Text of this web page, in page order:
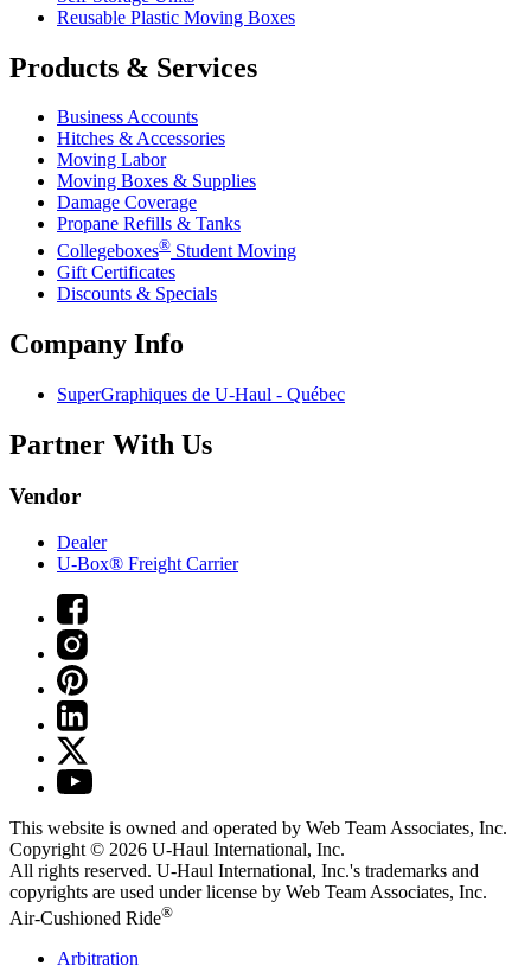
Reusable Plastic Moving Boxes
Products & Services
Business Accounts
Hitches & Accessories
Moving Labor
Moving Boxes & Supplies
Damage Coverage
Propane Refills & Tanks
Collegeboxes® Student Moving
Gift Certificates
Discounts & Specials
Company Info
SuperGraphiques de U-Haul - Québec
Partner With Us
Vendor
Dealer
U-Box® Freight Carrier
This website is owned and operated by Web Team Associates, Inc.
Copyright © 2026 U-Haul International, Inc.
All rights reserved. U-Haul International, Inc.'s trademarks and
copyrights are used under license by Web Team Associates, Inc.
Air-Cushioned Ride®
Arbitration